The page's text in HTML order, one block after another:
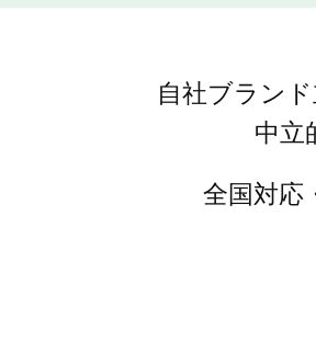
自社ブラン
中立
全国対応